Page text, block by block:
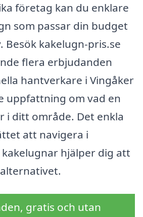
företag kan du enklare
som passar din budget
Besök kakelugn-pris.se
flera erbjudanden
hantverkare i Vingåker
uppfattning om vad en
i ditt område. Det enkla
att navigera i
hjälper dig att
gratis och utan